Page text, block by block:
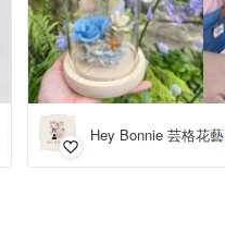
Hey Bonnie 芸格花藝